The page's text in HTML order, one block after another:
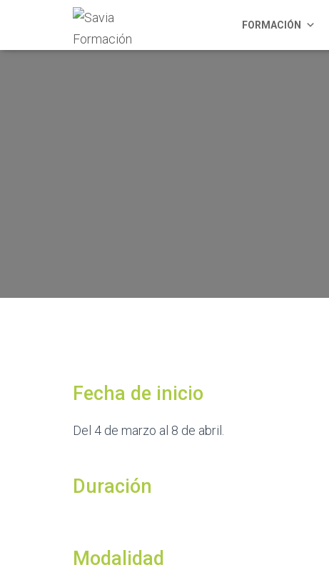
FORMACIÓN
Fecha de inicio
Del 4 de marzo al 8 de abril.
Duración
Modalidad